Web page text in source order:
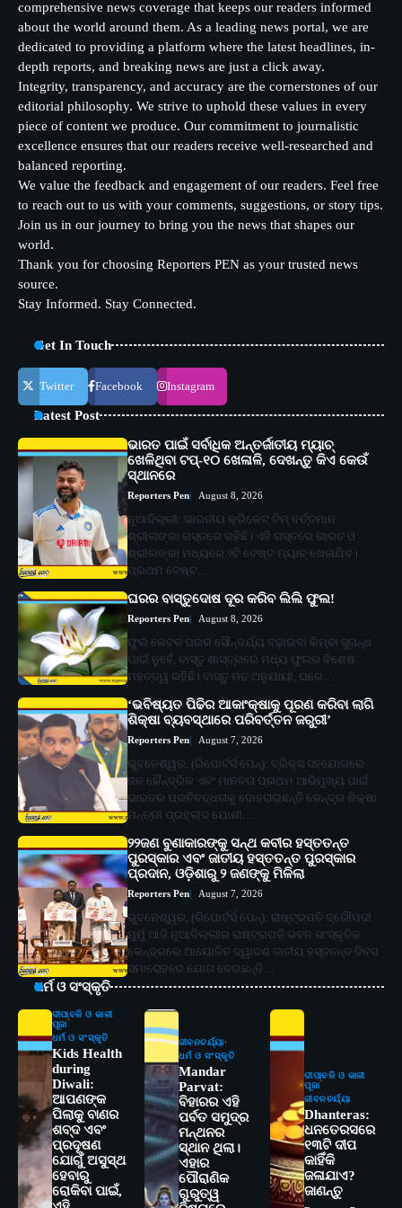
comprehensive news coverage that keeps our readers informed
about the world around them. As a leading news portal, we are
dedicated to providing a platform where the latest headlines, in-
depth reports, and breaking news are just a click away.
Integrity, transparency, and accuracy are the cornerstones of our
editorial philosophy. We strive to uphold these values in every
piece of content we produce. Our commitment to journalistic
excellence ensures that our readers receive well-researched and
balanced reporting.
We value the feedback and engagement of our readers. Feel free
to reach out to us with your comments, suggestions, or story tips.
Join us in our journey to bring you the news that shapes our
world.
Thank you for choosing Reporters PEN as your trusted news
source.
Stay Informed. Stay Connected.
Get In Touch
Twitter Facebook Instagram
Latest Post
ଭାରତ ପାଇଁ ସର୍ବାଧିକ ଅନ୍ତର୍ଜାତୀୟ ମ୍ୟାଚ୍
ଖେଳିଥିବା ଟପ୍-୧୦ ଖେଳାଳି, ଦେଖନ୍ତୁ କିଏ କେଉଁ
ସ୍ଥାନରେ
Reporters Pen August 8, 2026
ନୂଆଦିଲ୍ଲୀ: ଭାରତୀୟ କ୍ରିକେଟ୍ ଟିମ୍ ବର୍ତ୍ତମାନ
ଶ୍ରୀଲଙ୍କା ଗସ୍ତରେ ରହିଛି। ଏହି ଗସ୍ତରେ ଭାରତ ଓ
ଶ୍ରୀଲଙ୍କା ମଧ୍ୟରେ ୨ଟି ଟେଷ୍ଟ ମ୍ୟାଚ୍ ଖେଳାଯିବ।
ପ୍ରଥମ ଟେଷ୍ଟ…
ଘରର ବାସ୍ତୁଦୋଷ ଦୂର କରିବ ଲିଲି ଫୁଲ!
Reporters Pen August 8, 2026
ଫୁଲ କେବଳ ଘରର ସୌନ୍ଦର୍ଯ୍ୟ ବଢ଼ାଇବା କିମ୍ବା ସୁଗନ୍ଧ
ପାଇଁ ନୁହେଁ, ବାସ୍ତୁ ଶାସ୍ତ୍ରରେ ମଧ୍ୟ ଫୁଲର ବିଶେଷ
ମହତ୍ତ୍ୱ ରହିଛି। ବାସ୍ତୁ ମତ ଅନୁଯାୟୀ, ଘରେ…
‘ଭବିଷ୍ୟତ ପିଢିର ଆକାଂକ୍ଷାକୁ ପୂରଣ କରିବା ଲାଗି
ଶିକ୍ଷା ବ୍ୟବସ୍ଥାରେ ପରିବର୍ତ୍ତନ ଜରୁରୀ’
Reporters Pen August 7, 2026
ଭୁବନେଶ୍ୱର, (ରିପୋର୍ଟର୍ସ ପେନ୍‌): ବ୍ରିକ୍ସ ସହଯୋଗରେ
ଜନ କୈନ୍ଦ୍ରିକ ଏବଂ ମାନବତା ପ୍ରଥମ ଆଭିମୁଖ୍ୟ ପାଇଁ
ଭାରତର ପ୍ରତିବଦ୍ଧତାକୁ ଦୋହରାଇଛନ୍ତି କେନ୍ଦ୍ର ଶିକ୍ଷା
ମନ୍ତ୍ରୀ ପ୍ରହ୍ଲାଦ ଯୋଶୀ…
୨୨ଜଣ ବୁଣାକାରଙ୍କୁ ସନ୍ଥ କବୀର ହସ୍ତତନ୍ତ
ପୁରସ୍କାର ଏବଂ ଜାତୀୟ ହସ୍ତତନ୍ତ ପୁରସ୍କାର
ପ୍ରଦାନ, ଓଡ଼ିଶାରୁ ୨ ଜଣଙ୍କୁ ମିଳିଲା
Reporters Pen August 7, 2026
ଭୁବନେଶ୍ୱର, (ରିପୋର୍ଟର୍ସ ପେନ୍‌): ରାଷ୍ଟ୍ରପତି ଦ୍ରୌପଦୀ
ମୁର୍ମୁ ଆଜି ନୂଆଦିଲ୍ଲୀର ରାଷ୍ଟ୍ରପତି ଭବନ ସାଂସ୍କୃତିକ
କେନ୍ଦ୍ରରେ ଆୟୋଜିତ ଦ୍ୱାଦଶ ଜାତୀୟ ହସ୍ତତନ୍ତ ଦିବସ
ସମାରୋହରେ ଯୋଗ ଦେଇଛନ୍ତି…
ଧର୍ମ ଓ ସଂସ୍କୃତି
ଦୀପାବଳି ଓ କାଳୀ
ପୂଜା
ଧର୍ମ ଓ ସଂସ୍କୃତି
Kids Health
during
Diwali:
ଆପଣଙ୍କ
ପିଲାକୁ ବାଣର
ଶବ୍ଦ ଏବଂ
ପ୍ରଦୂଷଣ
ଯୋଗୁଁ ଅସୁସ୍ଥ
ହେବାରୁ
ରୋକିବା ପାଇଁ,
ଜୀବନଚର୍ଯ୍ୟା
ଧର୍ମ ଓ ସଂସ୍କୃତି
Mandar
Parvat:
ବିହାରର ଏହି
ପର୍ବତ ସମୁଦ୍ର
ମନ୍ଥନର
ସ୍ଥାନ ଥିଲା।
ଏହାର
ପୌରାଣିକ
ଗୁରୁତ୍ୱ
ଦୀପାବଳି ଓ କାଳୀ
ପୂଜା
ଜୀବନଚର୍ଯ୍ୟା
Dhanteras:
ଧନତେରସରେ
୧୩ଟି ଦୀପ
କାହିଁକି
ଜଳାଯାଏ?
ଜାଣନ୍ତୁ